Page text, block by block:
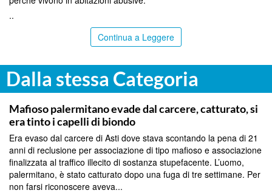
..
Continua a Leggere
Dalla stessa Categoria
PALERMO
Mafioso palermitano evade dal carcere, catturato, si
era tinto i capelli di biondo
Era evaso dal carcere di Asti dove stava scontando la pena di 21
anni di reclusione per associazione di tipo mafioso e associazione
finalizzata al traffico illecito di sostanza stupefacente. L’uomo,
palermitano, è stato catturato dopo una fuga di tre settimane. Per
non farsi riconoscere aveva...